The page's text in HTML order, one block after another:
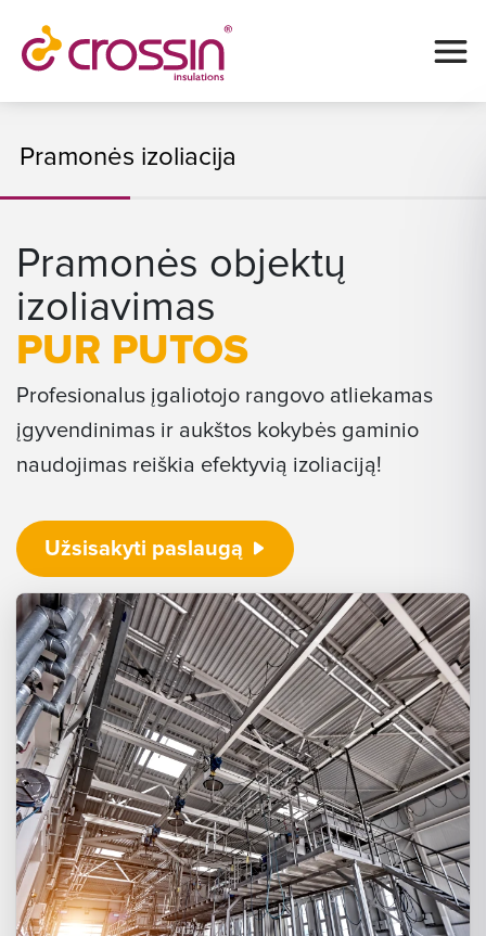
Pramonės izoliacija
Pramonės objektų
izoliavimas
PUR PUTOS
Profesionalus įgaliotojo rangovo atliekamas
įgyvendinimas ir aukštos kokybės gaminio
naudojimas reiškia efektyvią izoliaciją!
Užsisakyti paslaugą